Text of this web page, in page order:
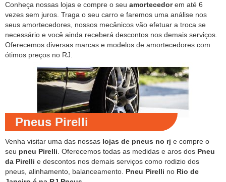
Conheça nossas lojas e compre o seu amortecedorem até 6
vezes sem juros. Traga o seu carro e faremos uma análise nos
seus amortecedores, nossos mecânicos vão efetuar a troca se
necessário e você ainda receberá descontos nos demais serviços.
Oferecemos diversas marcas e modelos de amortecedores com
ótimos preços no RJ.
Pneus Pirelli
Venha visitar uma das nossas lojas de pneus no rj e compre o
seu pneu Pirelli . Oferecemos todas as medidas e aros dos Pneu
da Pirelli e descontos nos demais serviços como rodizio dos
pneus, alinhamento, balanceamento. Pneu Pirelli no Rio de